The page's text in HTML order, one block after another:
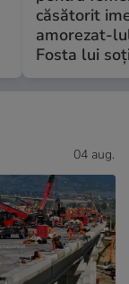
căsătorit
amorezat-
Fosta lui
04 aug.